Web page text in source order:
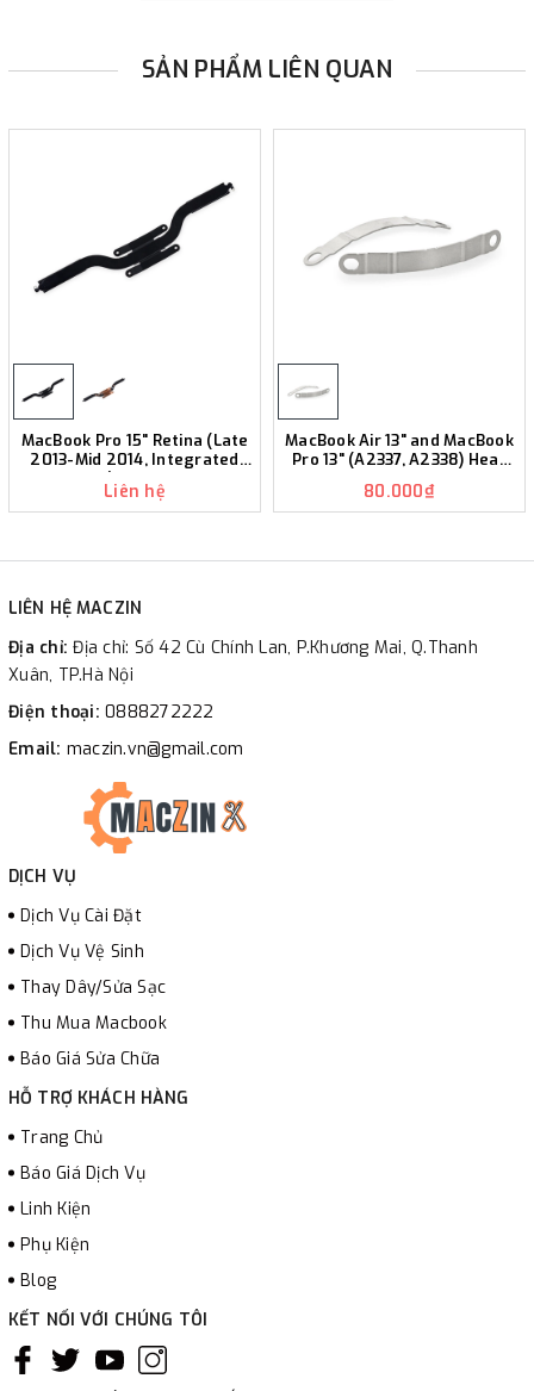
SẢN PHẨM LIÊN QUAN
MacBook Pro 15" Retina (Late
2013-Mid 2014, Integrated
Graphics) Heat Sink K381
Liên hệ
MacBook Air 13" and MacBook
Pro 13" (A2337, A2338) Heat
80.000₫
LIÊN HỆ MACZIN
Địa chỉ:Địa chỉ: Số 42 Cù Chính Lan, P.Khương Mai, Q.Thanh
Xuân, TP.Hà Nội
Điện thoại: 0888272222
Email: maczin.vn@gmail.com
DỊCH VỤ
Dịch Vụ Cài Đặt
Dịch Vụ Vệ Sinh
Thay Dây/Sửa Sạc
Thu Mua Macbook
Báo Giá Sửa Chữa
HỖ TRỢ KHÁCH HÀNG
Trang Chủ
Báo Giá Dịch Vụ
Linh Kiện
Phụ Kiện
Blog
KẾT NỐI VỚI CHÚNG TÔI